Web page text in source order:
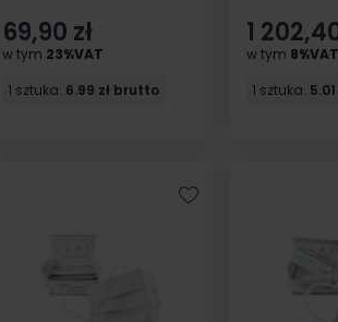
69,90 zł
w tym 23%VAT
1 sztuka: 6.99 zł brutto
1
w tym 8%VAT
1 sztuka: